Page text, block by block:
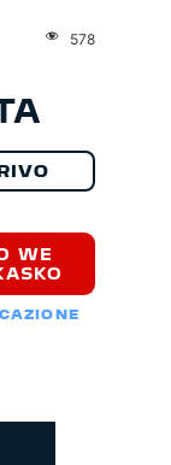
578
WE